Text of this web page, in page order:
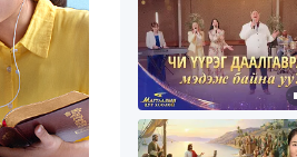
2:54:05
3:01:12